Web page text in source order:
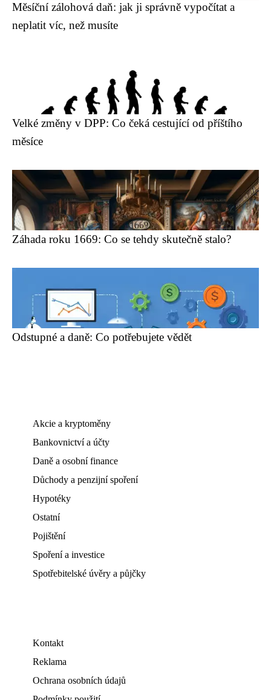
Měsíční zálohová daň: jak ji správně vypočítat a
neplatit víc, než musíte
Velké změny v DPP: Co čeká cestující od příštího
měsíce
Záhada roku 1669: Co se tehdy skutečně stalo?
Odstupné a daně: Co potřebujete vědět
Akcie a kryptoměny
Bankovnictví a účty
Daně a osobní finance
Důchody a penzijní spoření
Hypotéky
Ostatní
Pojištění
Spoření a investice
Spotřebitelské úvěry a půjčky
Kontakt
Reklama
Ochrana osobních údajů